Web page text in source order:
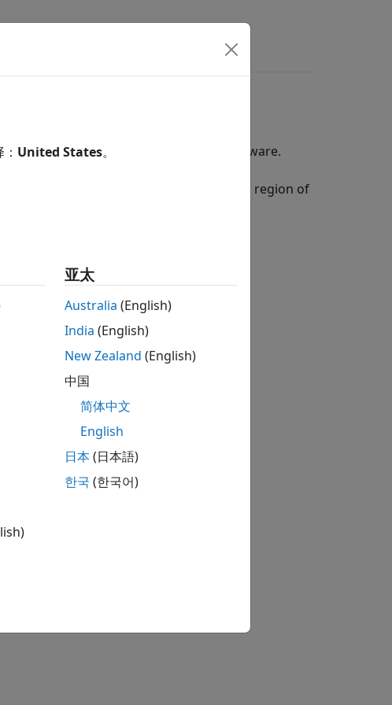
and video on the Raspberry Pi hardware.
as exposure compensation, orientation, region of
Board to the CSI connector on the
United States。
亚太
Australia (English)
India (English)
New Zealand (English)
中国
简体中文
English
日本(日本語)
한국 (한국어)